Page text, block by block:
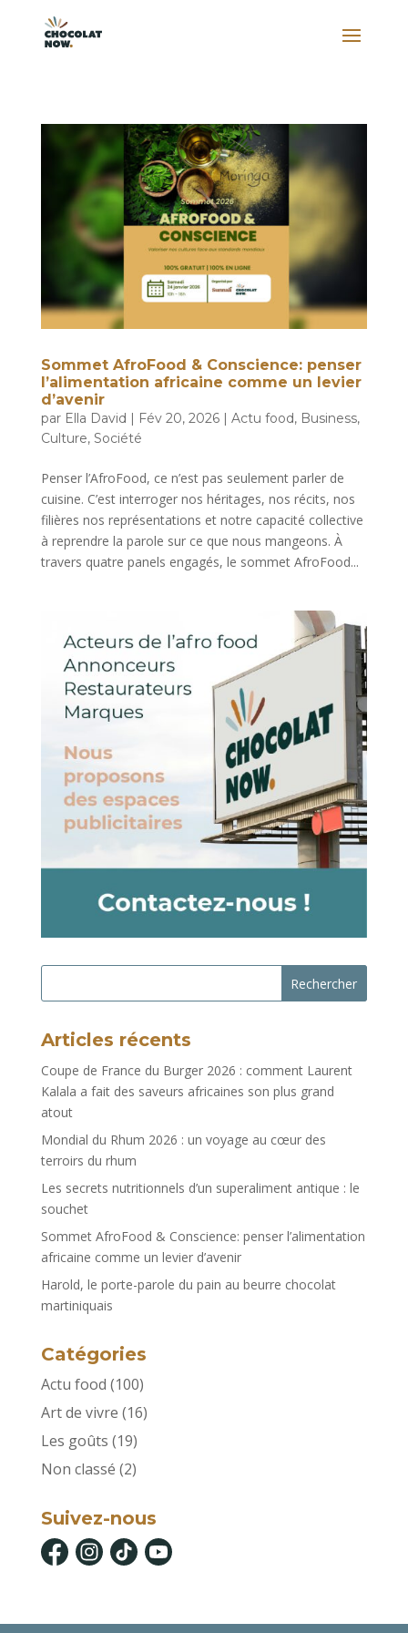
Sommet AfroFood & Conscience: penser
l’alimentation africaine comme un levier
d’avenir
par Ella David Fév 20, 2026| Actu food, Business,
Culture, Société
Penser l’AfroFood, ce n’est pas seulement parler de
cuisine. C’est interroger nos héritages, nos récits, nos
filières nos représentations et notre capacité collective
à reprendre la parole sur ce que nous mangeons. À
travers quatre panels engagés, le sommet AfroFood...
Rechercher
Articles récents
Coupe de France du Burger 2026 : comment Laurent
Kalala a fait des saveurs africaines son plus grand
atout
Mondial du Rhum 2026 : un voyage au cœur des
terroirs du rhum
Les secrets nutritionnels d’un superaliment antique : le
souchet
Sommet AfroFood & Conscience: penser l’alimentation
africaine comme un levier d’avenir
Harold, le porte-parole du pain au beurre chocolat
martiniquais
Catégories
Actu food (100)
Art de vivre (16)
Les goûts (19)
Non classé (2)
Suivez-nous